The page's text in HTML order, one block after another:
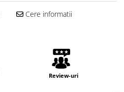
Cere informatii
Review-uri